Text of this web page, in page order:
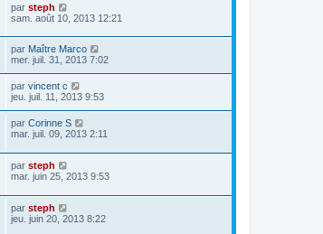
par steph
sam. août 10, 2013 12:21
par Maître Marco
mer. juil. 31, 2013 7:02
par vincent c
jeu. juil. 11, 2013 9:53
par Corinne S
mar. juil. 09, 2013 2:11
par steph
mar. juin 25, 2013 9:53
par steph
jeu. juin 20, 2013 8:22